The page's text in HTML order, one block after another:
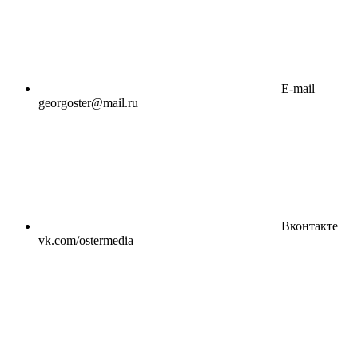
E-mail
georgoster@mail.ru
Вконтакте
vk.com/ostermedia